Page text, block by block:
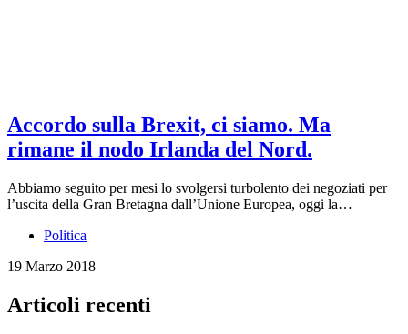
Accordo sulla Brexit, ci siamo. Ma
rimane il nodo Irlanda del Nord.
Abbiamo seguito per mesi lo svolgersi turbolento dei negoziati per
l’uscita della Gran Bretagna dall’Unione Europea, oggi la…
Politica
19 Marzo 2018
Articoli recenti